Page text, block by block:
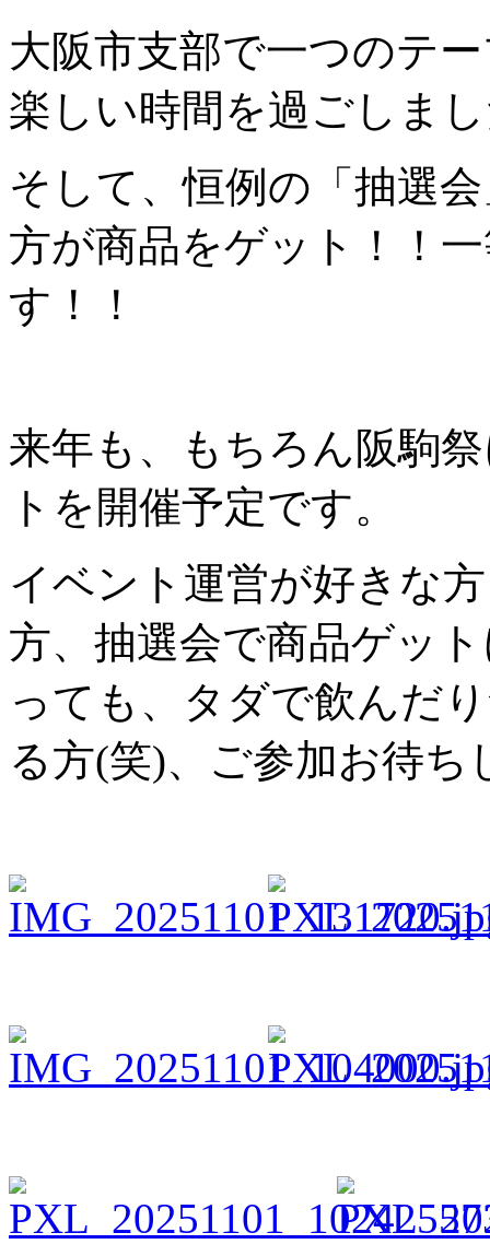
大阪市支部で一つのテ
楽しい時間を過ごしま
そして、恒例の「抽選
方が商品をゲット！！
す！！
来年も、もちろん阪駒
トを開催予定です。
イベント運営が好きな
方、抽選会で商品ゲッ
っても、タダで飲んだ
る方(笑)、ご参加お待